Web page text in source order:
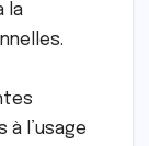
la
à l’usage